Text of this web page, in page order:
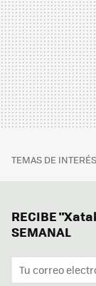
TEMAS DE INTERÉS
RECIBE
SEMANAL